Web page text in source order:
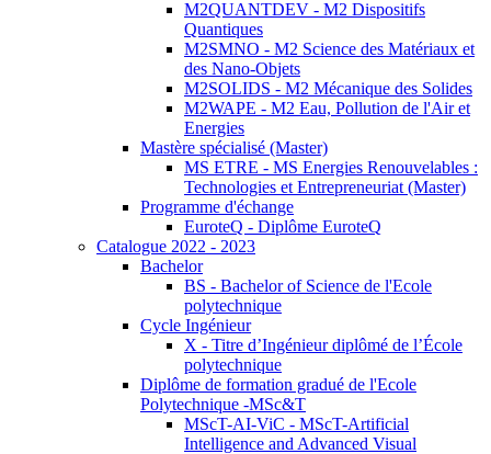
M2QUANTDEV - M2 Dispositifs
Quantiques
M2SMNO - M2 Science des Matériaux et
des Nano-Objets
M2SOLIDS - M2 Mécanique des Solides
M2WAPE - M2 Eau, Pollution de l'Air et
Energies
Mastère spécialisé (Master)
MS ETRE - MS Energies Renouvelables :
Technologies et Entrepreneuriat (Master)
Programme d'échange
EuroteQ - Diplôme EuroteQ
Catalogue 2022 - 2023
Bachelor
BS - Bachelor of Science de l'Ecole
polytechnique
Cycle Ingénieur
X - Titre d’Ingénieur diplômé de l’École
polytechnique
Diplôme de formation gradué de l'Ecole
Polytechnique -MSc&T
MScT-AI-ViC - MScT-Artificial
Intelligence and Advanced Visual